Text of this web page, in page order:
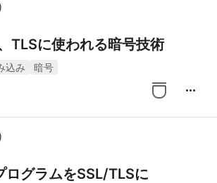
TLSに使われる暗号技術
込み 暗号
more_horiz
グラムをSSL/TLSに